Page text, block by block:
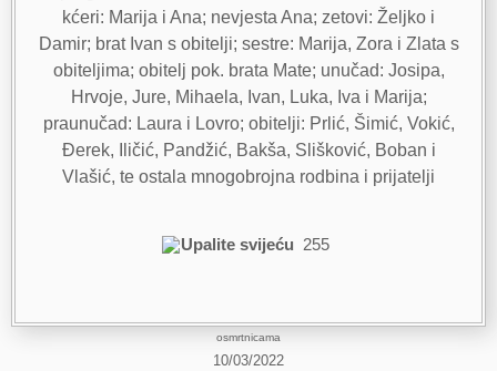
kćeri: Marija i Ana; nevjesta Ana; zetovi: Željko i
Damir; brat Ivan s obitelji; sestre: Marija, Zora i Zlata s
obiteljima; obitelj pok. brata Mate; unučad: Josipa,
Hrvoje, Jure, Mihaela, Ivan, Luka, Iva i Marija;
praunučad: Laura i Lovro; obitelji: Prlić, Šimić, Vokić,
Đerek, Iličić, Pandžić, Bakša, Slišković, Boban i
Vlašić, te ostala mnogobrojna rodbina i prijatelji
Upalite svijeću 255
osmrtnicama
10/03/2022